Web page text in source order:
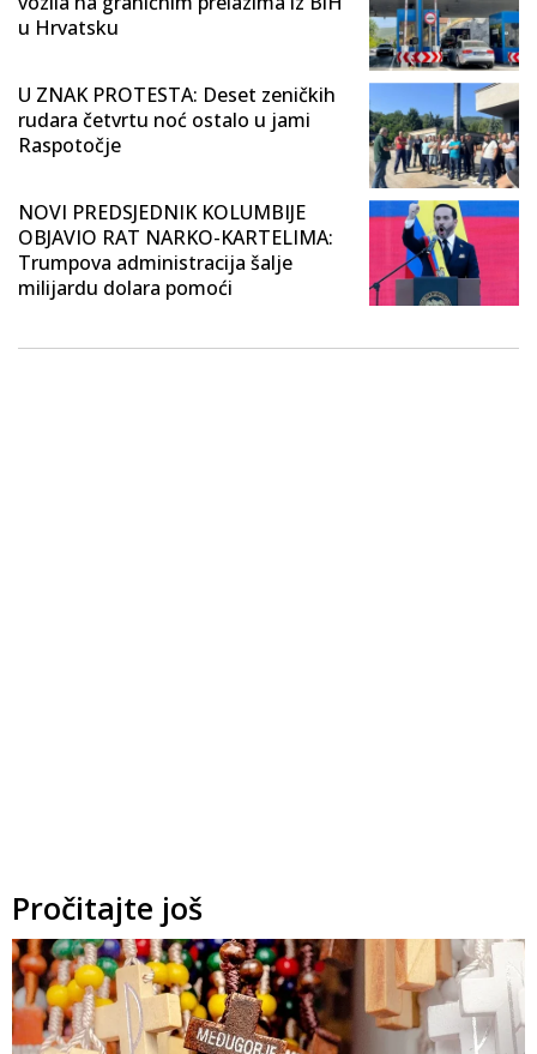
u Hrvatsku
U ZNAK PROTESTA: Deset zeničkih
rudara četvrtu noć ostalo u jami
Raspotočje
NOVI PREDSJEDNIK KOLUMBIJE
OBJAVIO RAT NARKO-KARTELIMA:
Trumpova administracija šalje
milijardu dolara pomoći
Pročitajte još